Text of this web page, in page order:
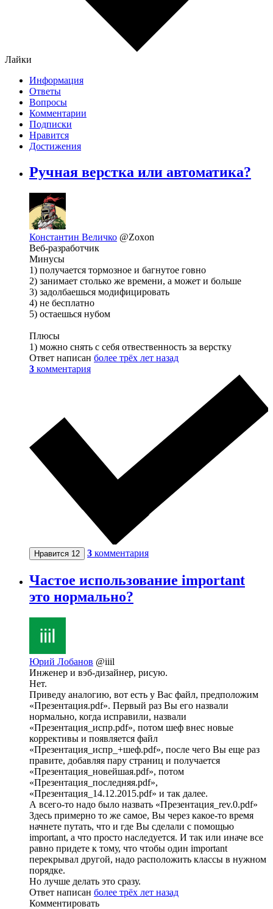
Лайки
Информация
Ответы
Вопросы
Комментарии
Подписки
Нравится
Достижения
Ручная верстка или автоматика?
Константин Величко @Zoxon
Веб-разработчик
Минусы
1) получается тормозное и багнутое говно
2) занимает столько же времени, а может и больше
3) задолбаешься модифицировать
4) не бесплатно
5) остаешься нубом
Плюсы
1) можно снять с себя отвественность за верстку
Ответ написан более трёх лет назад
3 комментария
Нравится 12 3 комментария
Частое использование important
это нормально?
Юрий Лобанов @iiil
Инженер и вэб-дизайнер, рисую.
Нет.
Приведу аналогию, вот есть у Вас файл, предположим
«Презентация.pdf». Первый раз Вы его назвали
нормально, когда исправили, назвали
«Презентация_испр.pdf», потом шеф внес новые
коррективы и появляется файл
«Презентация_испр_+шеф.pdf», после чего Вы еще раз
правите, добавляя пару страниц и получается
«Презентация_новейшая.pdf», потом
«Презентация_последняя.pdf»,
«Презентация_14.12.2015.pdf» и так далее.
А всего-то надо было назвать «Презентация_rev.0.pdf»
Здесь примерно то же самое, Вы через какое-то время
начнете путать, что и где Вы сделали с помощью
important, а что просто наследуется. И так или иначе все
равно придете к тому, что чтобы один important
перекрывал другой, надо расположить классы в нужном
порядке.
Но лучше делать это сразу.
Ответ написан более трёх лет назад
Комментировать